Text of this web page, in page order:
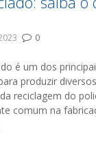
0
é um dos
produzir
reciclagem do
comum na